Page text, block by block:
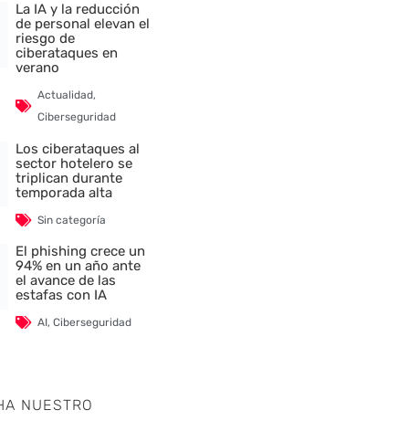
La IA y la reducción
de personal elevan el
riesgo de
ciberataques en
verano
Actualidad,
Ciberseguridad
Los ciberataques al
sector hotelero se
triplican durante
temporada alta
Sin categoría
El phishing crece un
94% en un año ante
el avance de las
estafas con IA
AI,Ciberseguridad
NUESTRO